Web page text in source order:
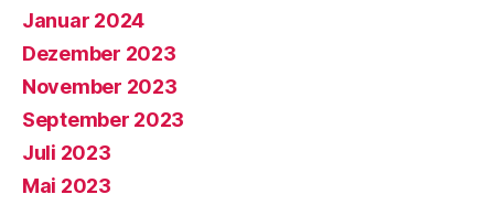
Januar 2024
Dezember 2023
November 2023
September 2023
Juli 2023
Mai 2023